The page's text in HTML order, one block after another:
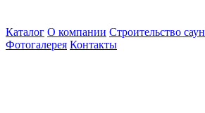
Каталог О компании Строительство саун
Фотогалерея Контакты